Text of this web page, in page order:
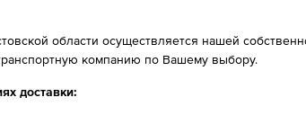
области осуществляется нашей
компанию по Вашему выбору.
доставки: